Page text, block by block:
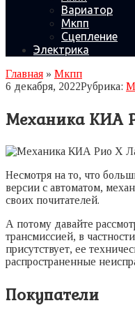
Вариатор
Мкпп
Сцепление
Электрика
Главная » Мкпп
6 декабря, 2022Рубрика:
Механика КИА
Несмотря на то, что
версии с автоматом,
своих почитателей.
А потому давайте
трансмиссией, в
присутствует, ее
распространенные
Покупатели